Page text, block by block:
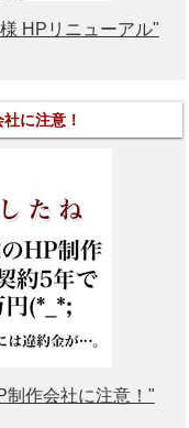
HPリニューアル"
に注意！
作会社に注意！"